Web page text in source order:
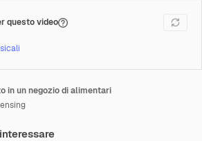
questo video
in un negozio di alimentari